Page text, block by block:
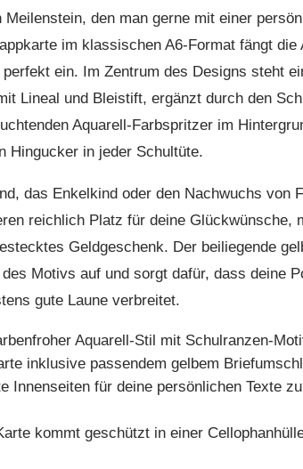
den man gerne mit einer
im klassischen A6-Format fängt die
ein. Im Zentrum des Designs steht
Lineal und Bleistift, ergänzt durch den
Aquarell-Farbspritzer im
Hingucker in jeder Schultüte.
das Enkelkind oder den Nachwuchs von
reichlich Platz für deine Glückwünsche,
Geldgeschenk. Der beiliegende
Motivs auf und sorgt dafür, dass deine
gute Laune verbreitet.
Aquarell-Stil mit Schulranzen-
inklusive passendem gelbem
Innenseiten für deine persönlichen Texte
kommt geschützt in einer